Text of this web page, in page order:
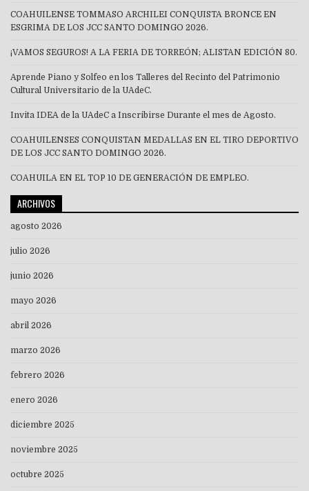
COAHUILENSE TOMMASO ARCHILEI CONQUISTA BRONCE EN
ESGRIMA DE LOS JCC SANTO DOMINGO 2026.
¡VAMOS SEGUROS! A LA FERIA DE TORREÓN; ALISTAN EDICIÓN 80.
Aprende Piano y Solfeo en los Talleres del Recinto del Patrimonio
Cultural Universitario de la UAdeC.
Invita IDEA de la UAdeC a Inscribirse Durante el mes de Agosto.
COAHUILENSES CONQUISTAN MEDALLAS EN EL TIRO DEPORTIVO
DE LOS JCC SANTO DOMINGO 2026.
COAHUILA EN EL TOP 10 DE GENERACIÓN DE EMPLEO.
ARCHIVOS
agosto 2026
julio 2026
junio 2026
mayo 2026
abril 2026
marzo 2026
febrero 2026
enero 2026
diciembre 2025
noviembre 2025
octubre 2025